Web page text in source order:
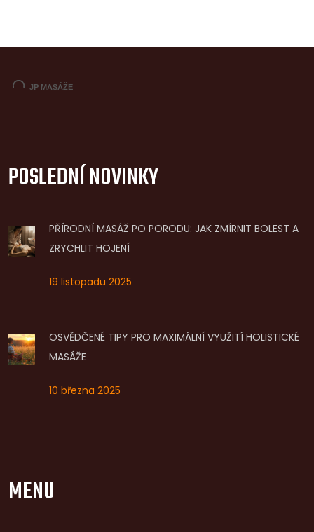
POSLEDNÍ NOVINKY
PŘÍRODNÍ MASÁŽ PO PORODU: JAK ZMÍRNIT BOLEST A
ZRYCHLIT HOJENÍ
19 listopadu 2025
OSVĚDČENÉ TIPY PRO MAXIMÁLNÍ VYUŽITÍ HOLISTICKÉ
MASÁŽE
10 března 2025
MENU